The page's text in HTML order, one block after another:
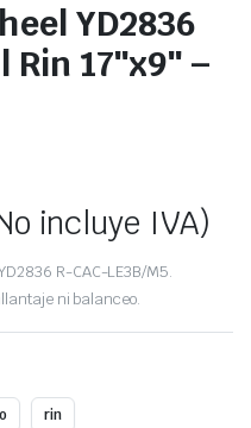
YD2836
Rin 17″x9″ –
incluye IVA)
R-CAC-LE3B/M5.
ni balanceo.
rin